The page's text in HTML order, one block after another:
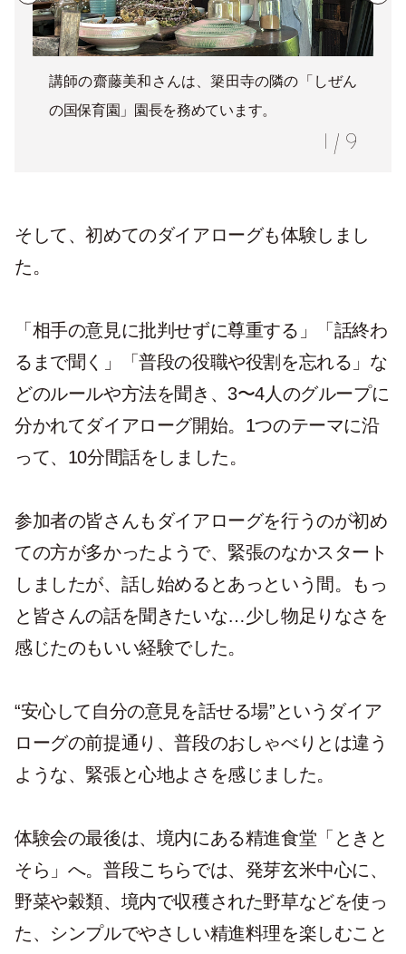
講師の齋藤美和さんは、簗田寺の隣の「しぜん
の国保育園」園長を務めています。
1 / 9
そして、初めてのダイアローグも体験しまし
た。
「相手の意見に批判せずに尊重する」「話終わ
るまで聞く」「普段の役職や役割を忘れる」な
どのルールや方法を聞き、3〜4人のグループに
分かれてダイアローグ開始。1つのテーマに沿
って、10分間話をしました。
参加者の皆さんもダイアローグを行うのが初め
ての方が多かったようで、緊張のなかスタート
しましたが、話し始めるとあっという間。もっ
と皆さんの話を聞きたいな…少し物足りなさを
感じたのもいい経験でした。
“安心して自分の意見を話せる場”というダイア
ローグの前提通り、普段のおしゃべりとは違う
ような、緊張と心地よさを感じました。
体験会の最後は、境内にある精進食堂「ときと
そら」へ。普段こちらでは、発芽玄米中心に、
野菜や穀類、境内で収穫された野草などを使っ
た、シンプルでやさしい精進料理を楽しむこと